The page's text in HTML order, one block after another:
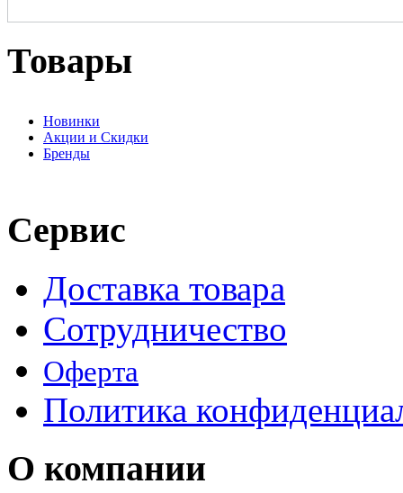
Товары
Новинки
Акции и Скидки
Бренды
Сервис
Доставка товара
Сотрудничество
Оферта
Политика
О компании